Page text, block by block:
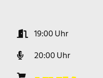
19:00
20:00